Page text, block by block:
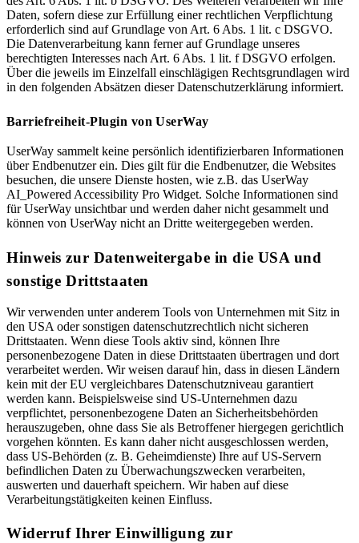
Daten, sofern diese zur Erfüllung einer rechtlichen Verpflichtung
erforderlich sind auf Grundlage von Art. 6 Abs. 1 lit. c DSGVO.
Die Datenverarbeitung kann ferner auf Grundlage unseres
berechtigten Interesses nach Art. 6 Abs. 1 lit. f DSGVO erfolgen.
Über die jeweils im Einzelfall einschlägigen Rechtsgrundlagen wird
in den folgenden Absätzen dieser Datenschutzerklärung informiert.
Barriefreiheit-Plugin von UserWay
UserWay sammelt keine persönlich identifizierbaren Informationen
über Endbenutzer ein. Dies gilt für die Endbenutzer, die Websites
besuchen, die unsere Dienste hosten, wie z.B. das UserWay
AI_Powered Accessibility Pro Widget. Solche Informationen sind
für UserWay unsichtbar und werden daher nicht gesammelt und
können von UserWay nicht an Dritte weitergegeben werden.
Hinweis zur Datenweitergabe in die USA und
sonstige Drittstaaten
Wir verwenden unter anderem Tools von Unternehmen mit Sitz in
den USA oder sonstigen datenschutzrechtlich nicht sicheren
Drittstaaten. Wenn diese Tools aktiv sind, können Ihre
personenbezogene Daten in diese Drittstaaten übertragen und dort
verarbeitet werden. Wir weisen darauf hin, dass in diesen Ländern
kein mit der EU vergleichbares Datenschutzniveau garantiert
werden kann. Beispielsweise sind US-Unternehmen dazu
verpflichtet, personenbezogene Daten an Sicherheitsbehörden
herauszugeben, ohne dass Sie als Betroffener hiergegen gerichtlich
vorgehen könnten. Es kann daher nicht ausgeschlossen werden,
dass US-Behörden (z. B. Geheimdienste) Ihre auf US-Servern
befindlichen Daten zu Überwachungszwecken verarbeiten,
auswerten und dauerhaft speichern. Wir haben auf diese
Verarbeitungstätigkeiten keinen Einfluss.
Widerruf Ihrer Einwilligung zur